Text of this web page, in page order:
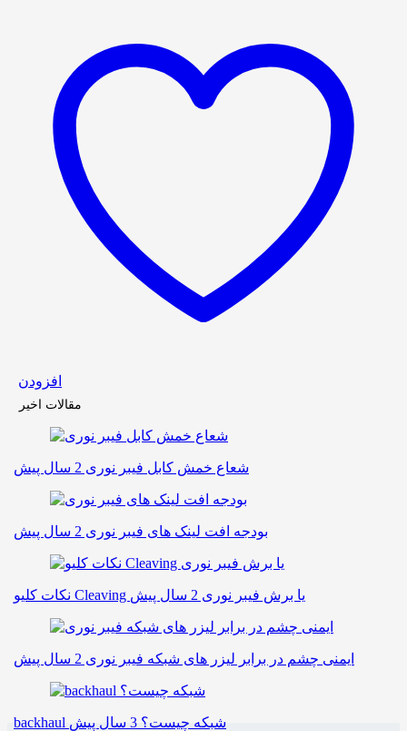
افزودن
مقالات اخیر
شعاع خمش کابل فیبر نوری 2 سال پیش
بودجه افت لینک های فیبر نوری 2 سال پیش
نکات کلیو Cleaving یا برش فیبر نوری 2 سال پیش
ایمنی چشم در برابر لیزر های شبکه فیبر نوری 2 سال پیش
backhaul شبکه چیست؟ 3 سال پیش